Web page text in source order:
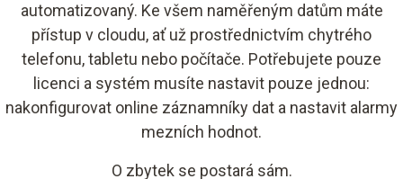
automatizovaný. Ke všem naměřeným datům máte
přístup v cloudu, ať už prostřednictvím chytrého
telefonu, tabletu nebo počítače. Potřebujete pouze
licenci a systém musíte nastavit pouze jednou:
nakonfigurovat online záznamníky dat a nastavit alarmy
mezních hodnot.
O zbytek se postará sám.